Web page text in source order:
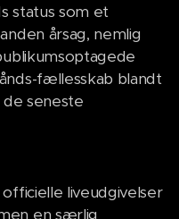
status som et
årsag, nemlig
fællesskab blandt
seneste
liveudgivelser
en særlig